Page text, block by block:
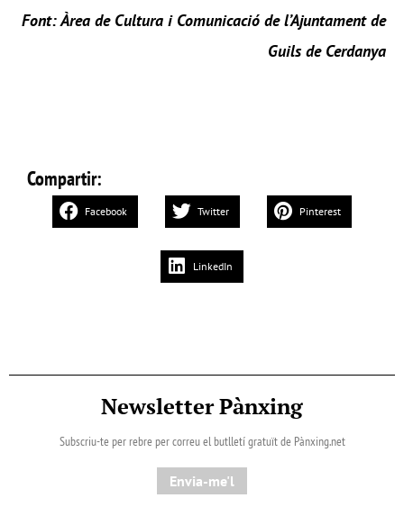
Font: Àrea de Cultura i Comunicació de l’Ajuntament de
Guils de Cerdanya
Compartir:
Facebook Twitter Pinterest
LinkedIn
Newsletter Pànxing
Subscriu-te per rebre per correu el butlletí gratuït de Pànxing.net​
Envia-me'l